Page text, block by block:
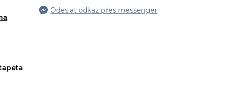
Odeslat odkaz přes messenger